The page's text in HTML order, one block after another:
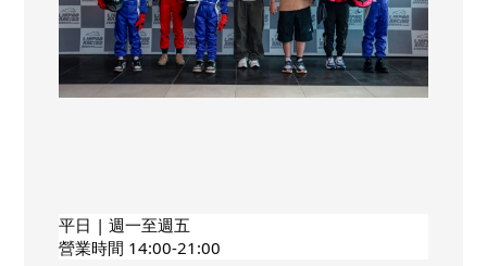
平日 | 週一至週五
營業時間 14:00-21:00